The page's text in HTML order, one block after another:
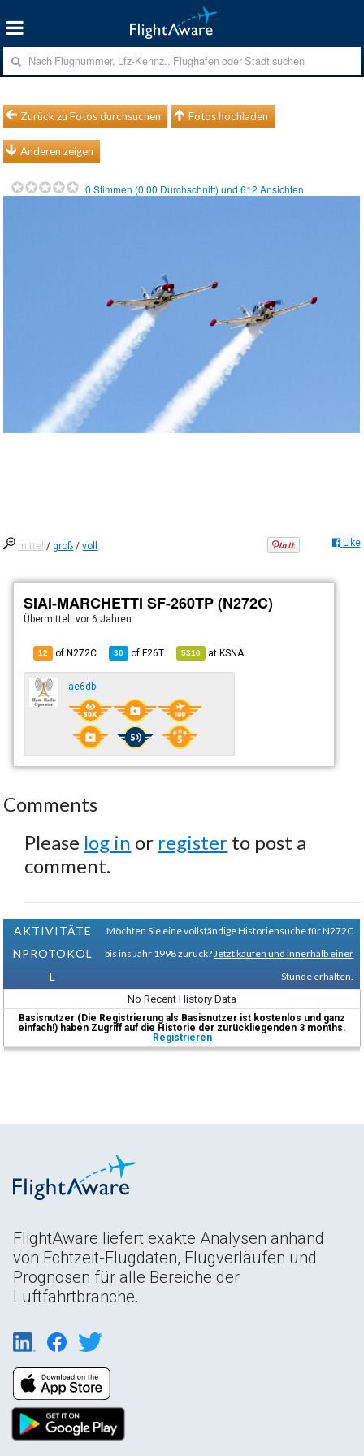
Zurück zu Fotos durchsuchen Fotos hochladen
Anderen zeigen
0 Stimmen (0.00 Durchschnitt) und612 Ansichten
mittel /groß /voll Like
SIAI-MARCHETTI SF-260TP (N272C)
Übermitteltvor 6 Jahren
12 of N272C 30 ofF26T 5310 atKSNA
ae6db
Comments
Please log in or register to post a
comment.
AKTIVITÄTE
NPROTOKOL
L
Möchten Sie eine vollständige Historiensuche für N272C
bis ins Jahr 1998 zurück? Jetzt kaufen und innerhalb einer
Stunde erhalten.
No Recent History Data
Basisnutzer (Die Registrierung als Basisnutzer ist kostenlos und ganz
einfach!) haben Zugriff auf die Historie der zurückliegenden 3 months.
Registrieren
FlightAware liefert exakte Analysen anhand
von Echtzeit-Flugdaten, Flugverläufen und
Prognosen für alle Bereiche der
Luftfahrtbranche.